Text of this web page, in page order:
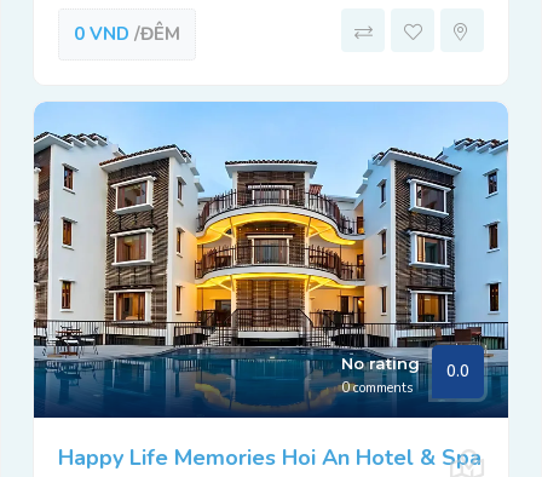
0 VND /ĐÊM
No rating
0 comments
0.0
Happy Life Memories Hoi An Hotel & Spa